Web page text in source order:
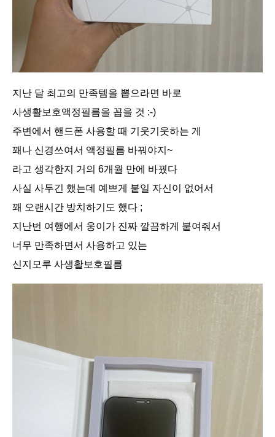
지난 달 최고의 만족템을 뽑으라면 바로
사생활보호액정필름을 꼽을 것 :-)
주변에서 핸드폰 사용할 때 기웃기웃하는 게
꽤나 신경쓰여서 액정필름 바꿔야지~
라고 생각한지 거의 6개월 만에 바꿨다
사실 사두긴 했는데 예쁘게 붙일 자신이 없어서
꽤 오랜시간 방치하기도 했다 ;
지난번 여행에서 웅이가 진짜 깔끔하게 붙여줘서
너무 만족하면서 사용하고 있는
신지모루 사생활보호필름